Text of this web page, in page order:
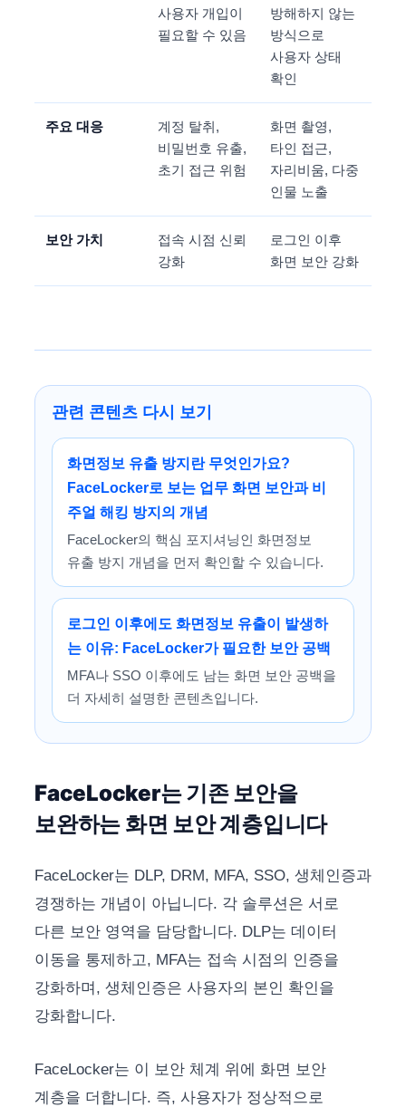
사용자 개입이
필요할 수 있음
방해하지 않는
방식으로
사용자 상태
확인
주요 대응
계정 탈취,
비밀번호 유출,
초기 접근 위험
화면 촬영,
타인 접근,
자리비움, 다중
인물 노출
보안 가치
접속 시점 신뢰
강화
로그인 이후
화면 보안 강화
관련 콘텐츠 다시 보기
화면정보 유출 방지란 무엇인가요?
FaceLocker로 보는 업무 화면 보안과 비
주얼 해킹 방지의 개념
FaceLocker의 핵심 포지셔닝인 화면정보
유출 방지 개념을 먼저 확인할 수 있습니다.
로그인 이후에도 화면정보 유출이 발생하
는 이유: FaceLocker가 필요한 보안 공백
MFA나 SSO 이후에도 남는 화면 보안 공백을
더 자세히 설명한 콘텐츠입니다.
FaceLocker는 기존 보안을
보완하는 화면 보안 계층입니다
FaceLocker는 DLP, DRM, MFA, SSO, 생체인증과
경쟁하는 개념이 아닙니다. 각 솔루션은 서로
다른 보안 영역을 담당합니다. DLP는 데이터
이동을 통제하고, MFA는 접속 시점의 인증을
강화하며, 생체인증은 사용자의 본인 확인을
강화합니다.
FaceLocker는 이 보안 체계 위에 화면 보안
계층을 더합니다. 즉, 사용자가 정상적으로